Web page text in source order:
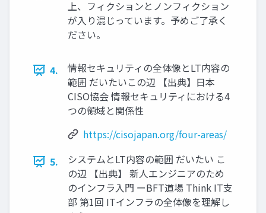
上、フィクションとノンフィクション
が入り混じっています。予めご了承く
ださい。
4.
情報セキュリティの全体像とLT内容の
範囲 だいたいこの辺 【出典】日本
CISO協会 情報セキュリティにおける4
つの領域と関係性
https://cisojapan.org/four-areas/
5.
システムとLT内容の範囲 だいたい こ
の辺 【出典】 新人エンジニアのため
のインフラ入門 ーBFT道場 Think IT支
部 第1回 ITインフラの全体像を理解し